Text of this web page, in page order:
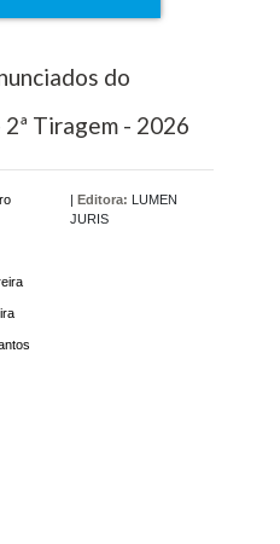
do
2ª Tiragem - 2026
Editora: LUMEN
JURIS